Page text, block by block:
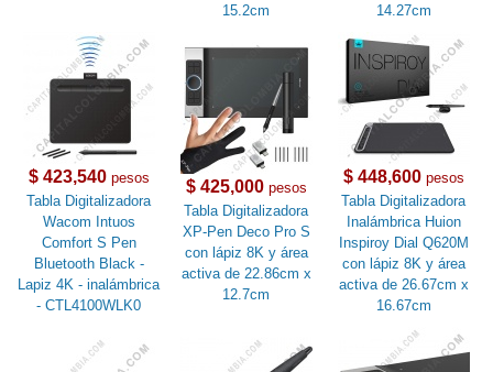
15.2cm
14.27cm
$ 423,540pesos
Tabla Digitalizadora
Wacom Intuos
Comfort S Pen
Bluetooth Black -
Lapiz 4K - inalámbrica
- CTL4100WLK0
$ 425,000pesos
Tabla Digitalizadora
XP-Pen Deco Pro S
con lápiz 8K y área
activa de 22.86cm x
12.7cm
$ 448,600pesos
Tabla Digitalizadora
Inalámbrica Huion
Inspiroy Dial Q620M
con lápiz 8K y área
activa de 26.67cm x
16.67cm